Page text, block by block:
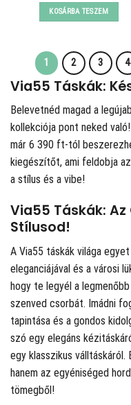
was:
13790 Ft.
KOSÁRBA TESZEM
1 2 3 4
Via55 Táskák:
Belevetnéd magad a
kollekciója pont neked
már 6 390 ft-tól
kiegészítőt, ami feldobja
a stílus és a vibe!
Via55 Táskák: Az
Stílusod!
A Via55 táskák világa
eleganciájával és a városi
hogy te legyél a
szenved csorbát. Imádni
tapintása és a gondos
szó egy elegáns
egy klasszikus válltáskáról.
hanem az egyéniséged
tömegből!